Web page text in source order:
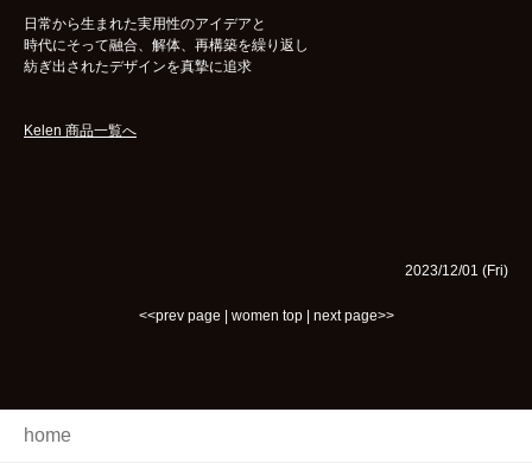
日常から生まれた実用性のアイデアと
時代にそって融合、解体、再構築を繰り返し
紡ぎ出されたデザインを真摯に追求
Kelen 商品一覧へ
2023/12/01 (Fri)
<<prev page women top| next page>>
home